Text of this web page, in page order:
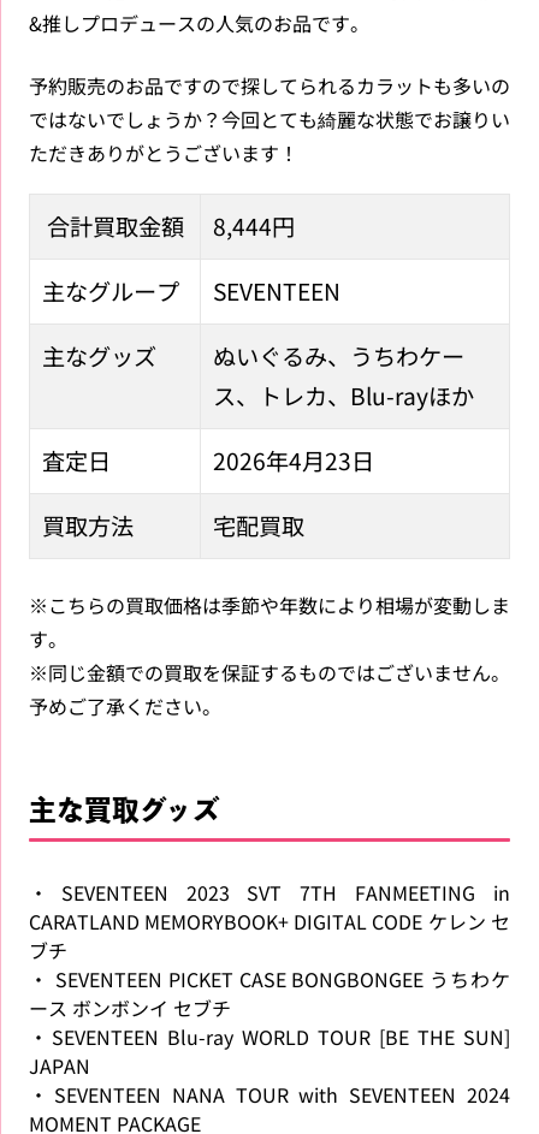
&推しプロデュースの人気のお品です。
予約販売のお品ですので探してられるカラットも多いの
ではないでしょうか？今回とても綺麗な状態でお譲りい
ただきありがとうございます！
合計買取金額
8,444円
主なグループ
SEVENTEEN
主なグッズ
ぬいぐるみ、うちわケー
ス、トレカ、Blu-rayほか
査定日
2026年4月23日
買取方法
宅配買取
※こちらの買取価格は季節や年数により相場が変動しま
す。
※同じ金額での買取を保証するものではございません。
予めご了承ください。
主な買取グッズ
・SEVENTEEN 2023 SVT 7TH FANMEETING in
CARATLAND MEMORYBOOK+ DIGITAL CODE ケレン セ
ブチ
・ SEVENTEEN PICKET CASE BONGBONGEE うちわケ
ース ボンボンイ セブチ
・SEVENTEEN Blu-ray WORLD TOUR [BE THE SUN]
JAPAN
・SEVENTEEN NANA TOUR with SEVENTEEN 2024
MOMENT PACKAGE